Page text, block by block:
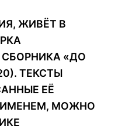
ЖИВЁТ В
«ДО
ТЕКСТЫ
ЕЁ
МОЖНО